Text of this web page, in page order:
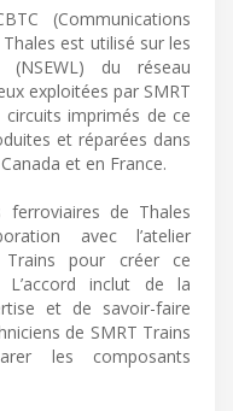
(Communications
est utilisé sur les
du réseau
exploitées par SMRT
imprimés de ce
et réparées dans
et en France.
de Thales
avec l’atelier
Trains pour créer ce
inclut de la
et de savoir-faire
de SMRT Trains
les composants